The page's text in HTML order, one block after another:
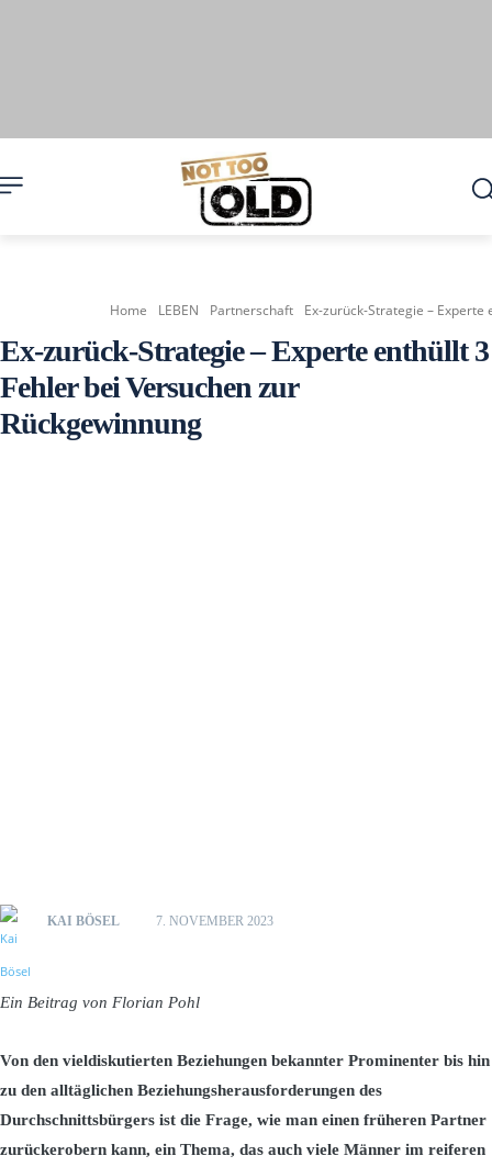
Home LEBEN Partnerschaft Ex-zurück-Strategie –
Ex-zurück-Strategie – Experte enthüllt 3
Fehler bei Versuchen zur
Rückgewinnung
KAI BÖSEL 7. NOVEMBER 2023
Ein Beitrag von Florian Pohl
Von den vieldiskutierten Beziehungen bekannter Prominenter bis hin
zu den alltäglichen Beziehungsherausforderungen des
Durchschnittsbürgers ist die Frage, wie man einen früheren Partner
zurückerobern kann, ein Thema, das auch viele Männer im reiferen